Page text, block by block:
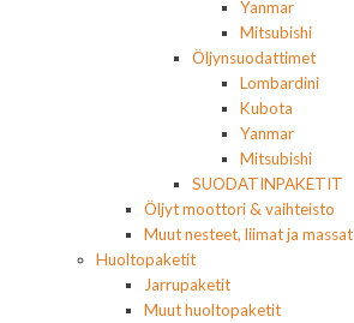
Yanmar
Mitsubishi
Öljynsuodattimet
Lombardini
Kubota
Yanmar
Mitsubishi
SUODATINPAKETIT
Öljyt moottori & vaihteisto
Muut nesteet, liimat ja massat
Huoltopaketit
Jarrupaketit
Muut huoltopaketit